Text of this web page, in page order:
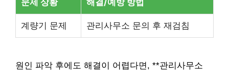
계량기 문제 관리사무소 문의 후 재검침
원인 파악 후에도 해결이 어렵다면, **관리사무소